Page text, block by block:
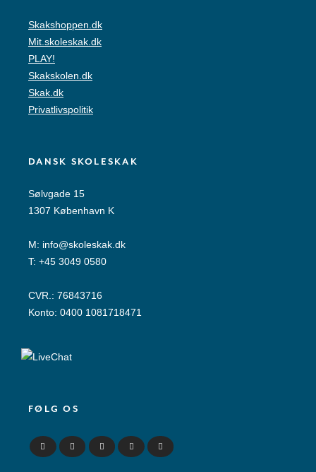
Skakshoppen.dk
Mit.skoleskak.dk
PLAY!
Skakskolen.dk
Skak.dk
Privatlivspolitik
DANSK SKOLESKAK
Sølvgade 15
1307 København K
M: info@skoleskak.dk
T: +45 3049 0580
CVR.: 76843716
Konto: 0400 1081718471
FØLG OS